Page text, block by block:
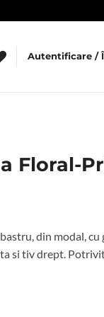
Autentificare /
Floral-
din modal, cu
si tiv drept.